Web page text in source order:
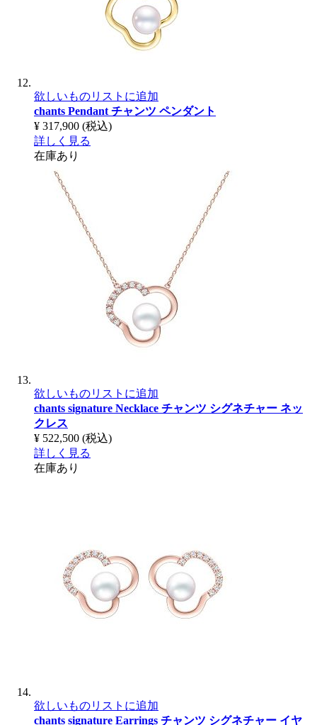
欲しいものリストに追加
chants Pendant チャンツ ペンダント
¥ 317,900 (税込)
詳しく見る
在庫あり
欲しいものリストに追加
chants signature Necklace チャンツ シグネチャー ネッ
クレス
¥ 522,500 (税込)
詳しく見る
在庫あり
欲しいものリストに追加
chants signature Earrings チャンツ シグネチャー イヤ